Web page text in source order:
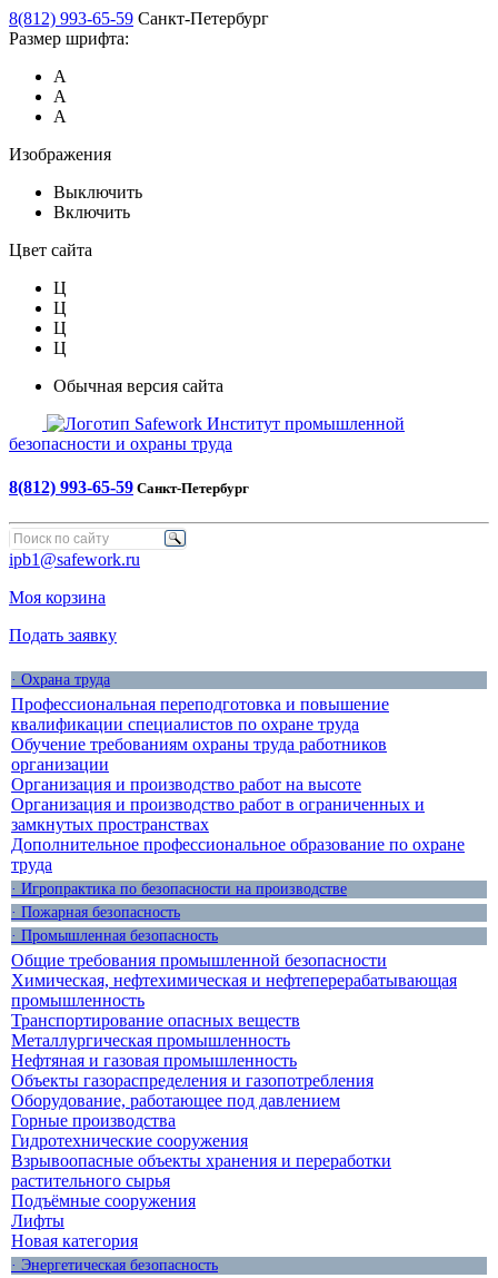
8(812) 993-65-59 Санкт-Петербург
Размер шрифта:
А
А
А
Изображения
Выключить
Включить
Цвет сайта
Ц
Ц
Ц
Ц
Обычная версия сайта
Safework Институт промышленной
безопасности и охраны труда
8(812) 993-65-59 Санкт-Петербург
ipb1@safework.ru
Моя корзина
Подать заявку
· Охрана труда
Профессиональная переподготовка и повышение
квалификации специалистов по охране труда
Обучение требованиям охраны труда работников
организации
Организация и производство работ на высоте
Организация и производство работ в ограниченных и
замкнутых пространствах
Дополнительное профессиональное образование по охране
труда
· Игропрактика по безопасности на производстве
· Пожарная безопасность
· Промышленная безопасность
Общие требования промышленной безопасности
Химическая, нефтехимическая и нефтеперерабатывающая
промышленность
Транспортирование опасных веществ
Металлургическая промышленность
Нефтяная и газовая промышленность
Объекты газораспределения и газопотребления
Оборудование, работающее под давлением
Горные производства
Гидротехнические сооружения
Взрывоопасные объекты хранения и переработки
растительного сырья
Подъёмные сооружения
Лифты
Новая категория
· Энергетическая безопасность